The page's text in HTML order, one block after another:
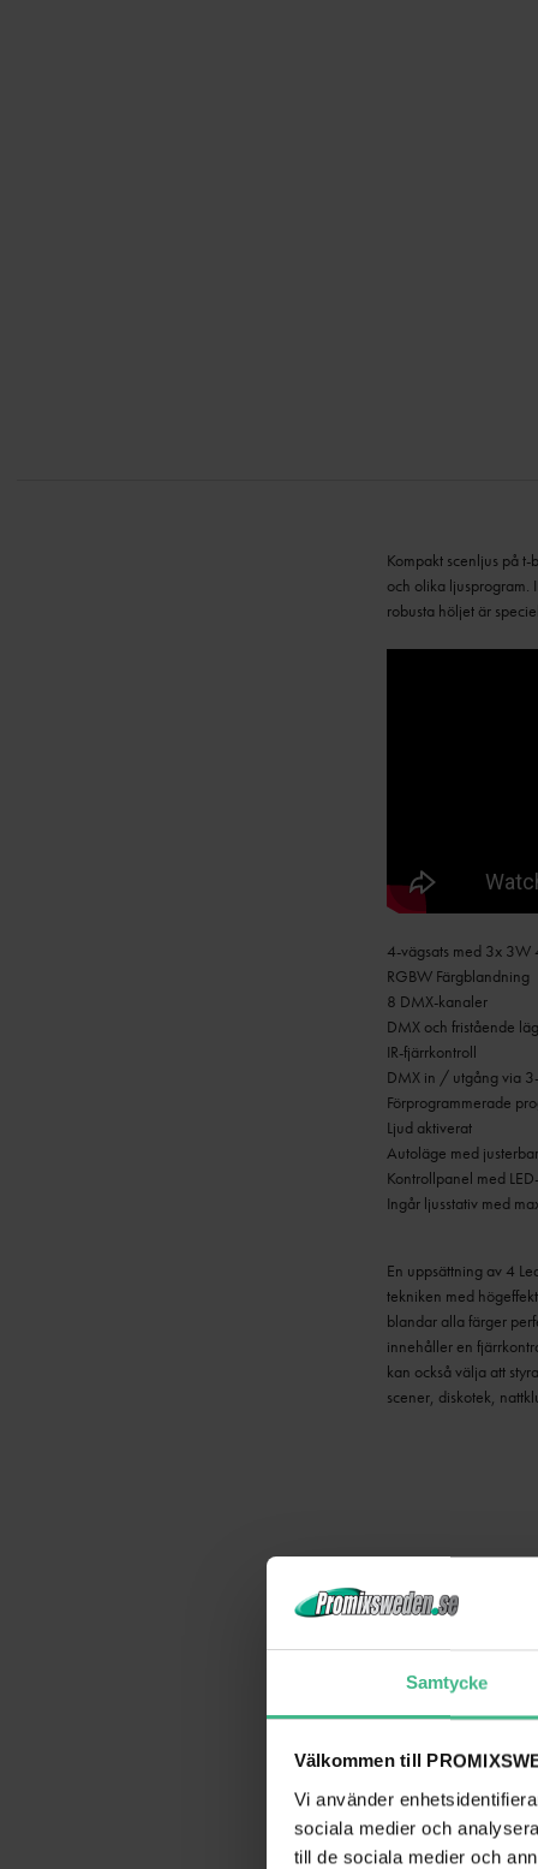
Samtycke
Välkommen till
Vi använder
sociala medier och
till de sociala medier och
Kompakt scenljus på
och olika ljusprogram.
4-vägsats med 3x 3W
RGBW Färgblandning
8 DMX-kanaler
DMX och fristående
IR-fjärrkontroll
DMX in / utgång via 3-
Förprogrammerade
Ljud aktiverat
Autoläge med
Kontrollpanel med
Ingår ljusstativ med
En uppsättning av 4
tekniken med
blandar alla färger
innehåller en
kan också välja att
scener, diskotek,
DMX och fristående
IR-fjärrkontroll